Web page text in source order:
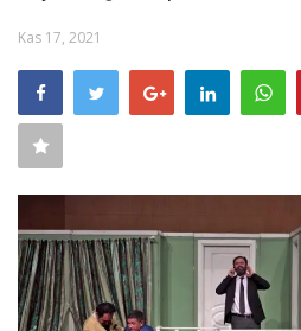
KÜNYE
FOTO GALERİ
KÜLTÜR SANAT
FİRMA HABER
OTURUM AÇ
KAYIT
Kas 17, 2021